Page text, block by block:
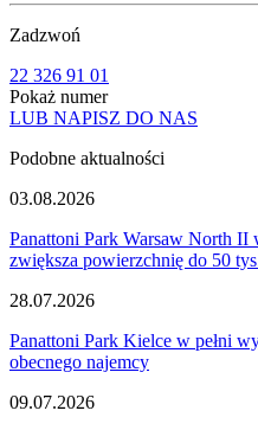
Zadzwoń
22 326 91 01
Pokaż numer
LUB NAPISZ DO NAS
Podobne aktualności
03.08.2026
Panattoni Park Warsaw North
zwiększa powierzchnię do 50
28.07.2026
Panattoni Park Kielce w pełni
obecnego najemcy
09.07.2026